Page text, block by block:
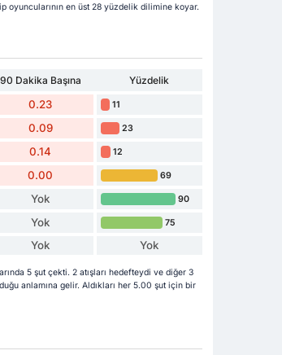
oyuncularının en üst 28 yüzdelik dilimine koyar.
90 Dakika Başına
Yüzdelik
0.23 11
0.09 23
0.14 12
0.00 69
Yok 90
Yok 75
Yok Yok
5 şut çekti. 2 atışları hedefteydi ve diğer 3
anlamına gelir. Aldıkları her 5.00 şut için bir